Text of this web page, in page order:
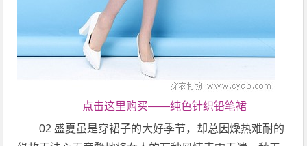
点击这里购买——纯色针织铅笔裙
02 盛夏虽是穿裙子的大好季节，却总因燥热难耐的